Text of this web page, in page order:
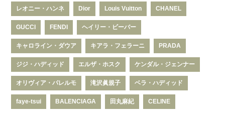
レオニー・ハンネ Dior Louis Vuitton CHANEL
GUCCI FENDI ヘイリー・ビーバー
キャロライン・ダウア キアラ・フェラーニ PRADA
ジジ・ハディッド エルザ・ホスク ケンダル・ジェンナー
オリヴィア・パレルモ 滝沢眞規子 ベラ・ハディッド
faye-tsui BALENCIAGA 田丸麻紀 CELINE